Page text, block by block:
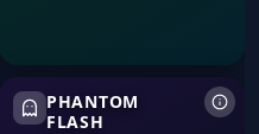
PHANTOM
FLASH
Phantom Flash